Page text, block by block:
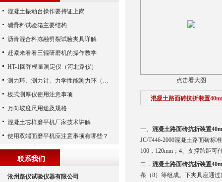
点击看大图
混凝土路面砖抗折装置
一、 混凝土路面砖抗折装置
JC/T446-2000混凝土路面砖标
100，120mm；4、支撑跨距
二． 混凝土路面砖抗折装置
条（8）等组成。下夹具座通
混凝土振动台操作要持证上岗
碱骨料试验箱主要结构
沥青混合料冻融劈裂试验夹具详解
赶紧来看看三辊研磨机的操作教学
HT-1回弹模量测定仪（河北路仪）
测力环、测力计、力学性能测力环（河北路仪）
板式测厚仪使用注意事项
万向坡度尺用途及规格
混凝土芯样磨平机厂家技术讲解
使用双端面磨平机应注意事项有哪些？
联系我们
沧州路仪试验仪器有限公司